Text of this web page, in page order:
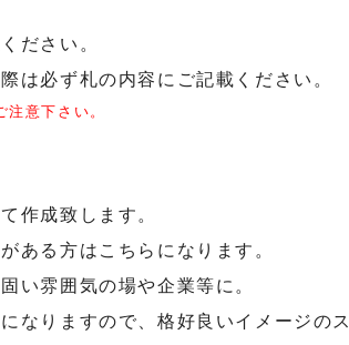
ださい。
は必ず札の内容にご記載ください。
意下さい。
作成致します。
ある方はこちらになります。
い雰囲気の場や企業等に。
なりますので、格好良いイメージの